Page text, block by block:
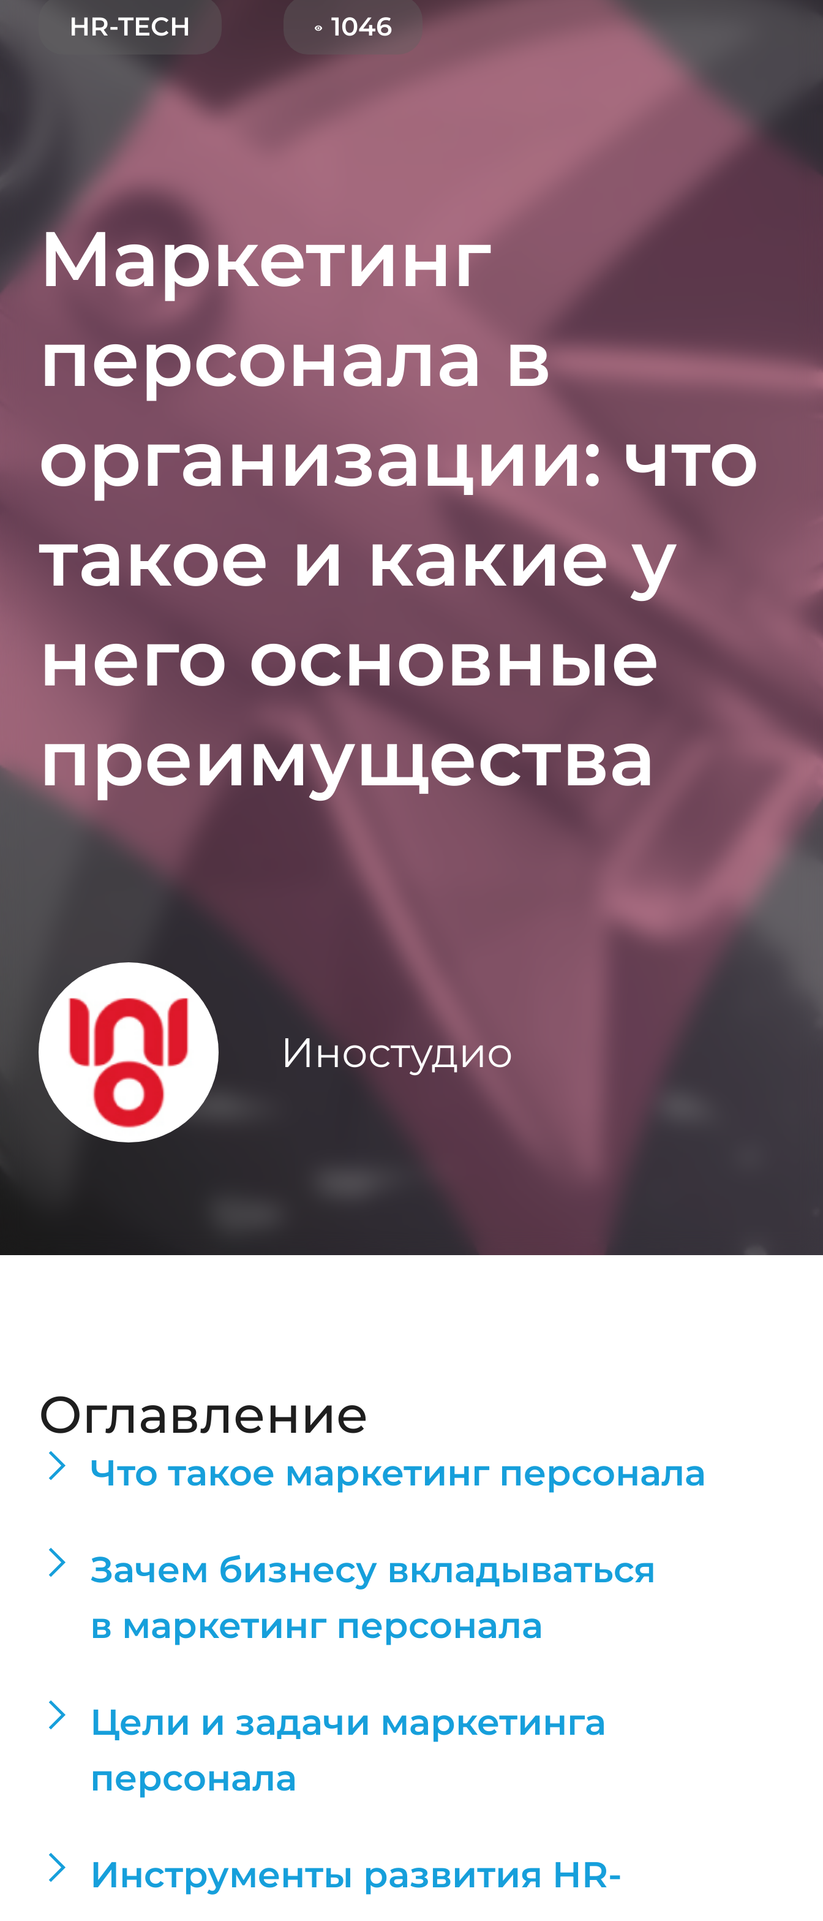
HR-TECH 1046
Маркетинг
персонала в
организации: что
такое и какие у
него основные
преимущества
Иностудио
Оглавление
Что такое маркетинг персонала
Зачем бизнесу вкладываться
в маркетинг персонала
Цели и задачи маркетинга
персонала
Инструменты развития HR-